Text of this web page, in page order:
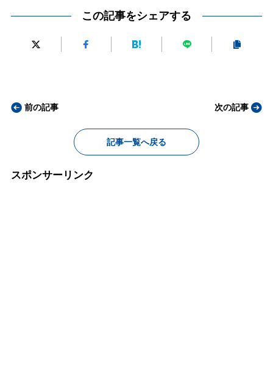
この記事をシェアする
前の記事
記事一覧へ戻る
次の記事
スポンサーリンク